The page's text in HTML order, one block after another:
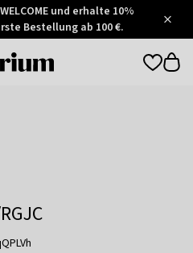
und erhalte 10%
Bestellung ab 100 €.
Otrium